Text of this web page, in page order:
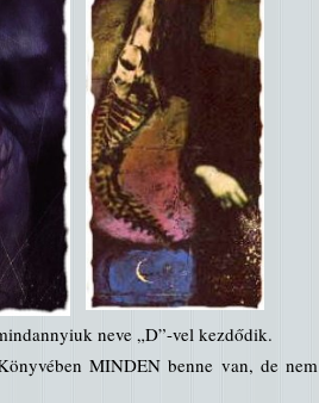
neve „D”-vel kezdődik.
MINDEN benne van, de nem